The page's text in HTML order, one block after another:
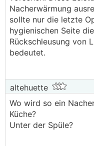
Nacherwärmung
sollte nur die letzte
hygienischen Seite
Rückschleusung von
bedeutet.
altehuette
Wo wird so ein
Küche?
Unter der Spüle?